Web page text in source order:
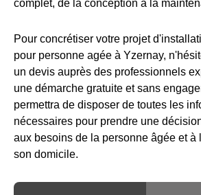
complet, de la conception à la
Pour concrétiser votre projet
pour personne agée à Yzernay,
un devis auprès des professionnels
une démarche gratuite et sans
permettra de disposer de toutes les
nécessaires pour prendre une
aux besoins de la personne âgée et à
son domicile.